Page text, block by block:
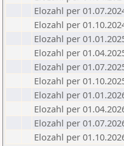
Elozahl per
Elozahl per
Elozahl per
Elozahl per
Elozahl per
Elozahl per
Elozahl per
Elozahl per
Elozahl per
Elozahl per